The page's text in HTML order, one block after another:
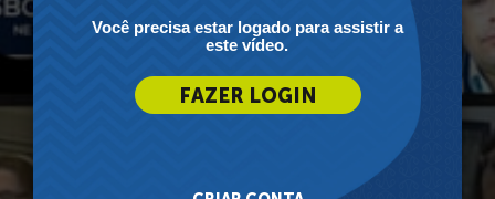
Você precisa estar logado para assistir a
este vídeo.